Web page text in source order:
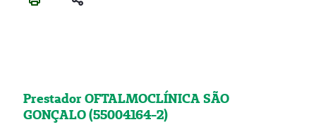
Prestador OFTALMOCLÍNICA SÃO
GONÇALO (55004164-2)